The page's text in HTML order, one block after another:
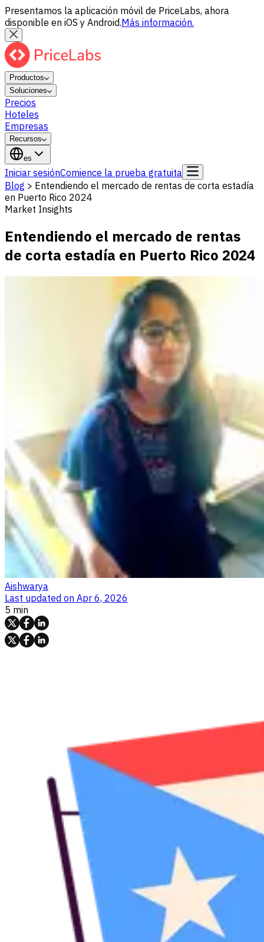
Presentamos la aplicación móvil de PriceLabs, ahora
disponible en iOS y Android.Más información.
Productos
Soluciones
Precios
Hoteles
Empresas
Recursos
es
Iniciar sesiónComience la prueba gratuita
Blog > Entendiendo el mercado de rentas de corta estadía
en Puerto Rico 2024
Market Insights
Entendiendo el mercado de rentas
de corta estadía en Puerto Rico 2024
Aishwarya
Last updated on Apr 6, 2026
5 min